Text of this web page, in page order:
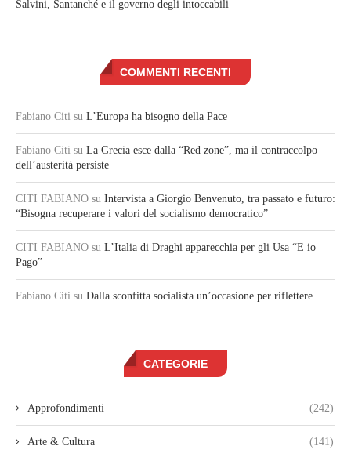
Salvini, Santanché e il governo degli intoccabili
COMMENTI RECENTI
Fabiano Citi su L’Europa ha bisogno della Pace
Fabiano Citi su La Grecia esce dalla “Red zone”, ma il contraccolpo
dell’austerità persiste
CITI FABIANO su Intervista a Giorgio Benvenuto, tra passato e futuro:
“Bisogna recuperare i valori del socialismo democratico”
CITI FABIANO su L’Italia di Draghi apparecchia per gli Usa “E io
Pago”
Fabiano Citi su Dalla sconfitta socialista un’occasione per riflettere
CATEGORIE
Approfondimenti (242)
Arte & Cultura (141)